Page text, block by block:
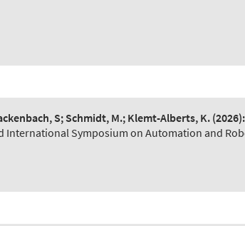
S; Schmidt, M.; Klemt-Alberts, K.(2026):
International Symposium on Automation and